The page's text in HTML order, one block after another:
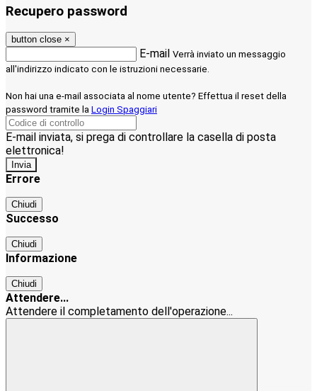
Recupero password
button close ×
E-mail Verrà inviato un messaggio
all'indirizzo indicato con le istruzioni necessarie.
Non hai una e-mail associata al nome utente? Effettua il reset della
password tramite la Login Spaggiari
E-mail inviata, si prega di controllare la casella di posta
elettronica!
Errore
Chiudi
Successo
Chiudi
Informazione
Chiudi
Attendere...
Attendere il completamento dell'operazione...